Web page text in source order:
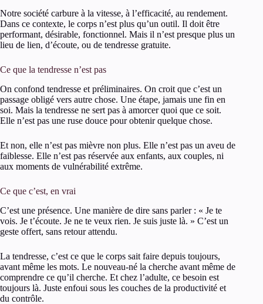
Notre société carbure à la vitesse, à l’efficacité, au rendement.
Dans ce contexte, le corps n’est plus qu’un outil. Il doit être
performant, désirable, fonctionnel. Mais il n’est presque plus un
lieu de lien, d’écoute, ou de tendresse gratuite.
Ce que la tendresse n’est pas
On confond tendresse et préliminaires. On croit que c’est un
passage obligé vers autre chose. Une étape, jamais une fin en
soi. Mais la tendresse ne sert pas à amorcer quoi que ce soit.
Elle n’est pas une ruse douce pour obtenir quelque chose.
Et non, elle n’est pas mièvre non plus. Elle n’est pas un aveu de
faiblesse. Elle n’est pas réservée aux enfants, aux couples, ni
aux moments de vulnérabilité extrême.
Ce que c’est, en vrai
C’est une présence. Une manière de dire sans parler : « Je te
vois. Je t’écoute. Je ne te veux rien. Je suis juste là. » C’est un
geste offert, sans retour attendu.
La tendresse, c’est ce que le corps sait faire depuis toujours,
avant même les mots. Le nouveau-né la cherche avant même de
comprendre ce qu’il cherche. Et chez l’adulte, ce besoin est
toujours là. Juste enfoui sous les couches de la productivité et
du contrôle.